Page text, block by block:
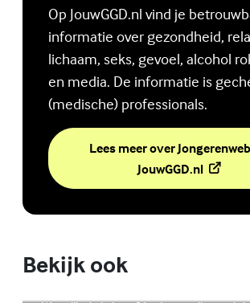
Op JouwGGD.nl vind je
informatie over gezondheid,
lichaam, seks, gevoel, alcohol
en media. De informatie is
(medische) professionals.
Lees meer over
JouwGGD.nl(Externe
Bekijk ook
Online zelfhulptraining - Wie
Lees meer over Online zelfhulptraining -
(Externe link)